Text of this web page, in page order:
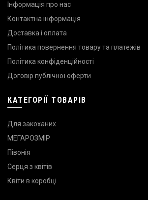
Інформація про нас
Контактна інформація
Доставка і оплата
Політика повернення товару та платежів
Політика конфіденційності
Договір публічної оферти
КАТЕГОРІЇ ТОВАРІВ
Для закоханих
МЕГАРОЗМІР
Півонія
Серця з квітів
Квіти в коробці